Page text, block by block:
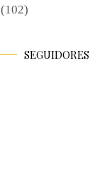
(102)
SEGUIDORES